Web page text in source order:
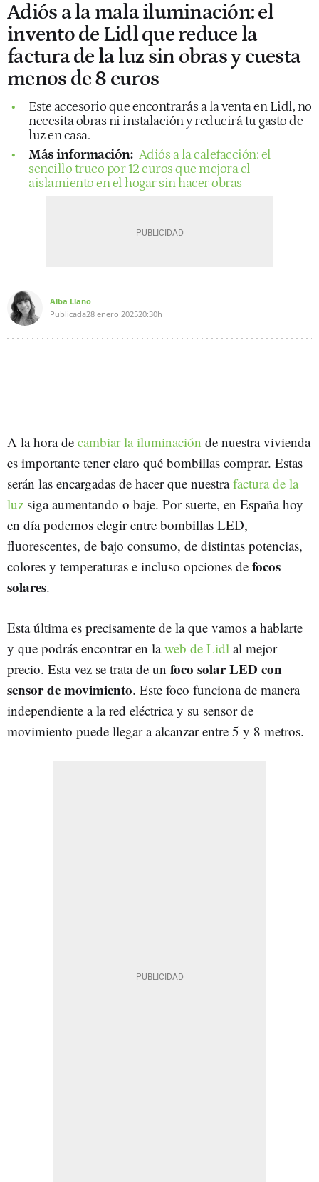
Adiós a la mala iluminación: el
invento de Lidl que reduce la
factura de la luz sin obras y cuesta
menos de 8 euros
Este accesorio que encontrarás a la venta en Lidl, no
necesita obras ni instalación y reducirá tu gasto de
luz en casa.
Más información: Adiós a la calefacción: el
sencillo truco por 12 euros que mejora el
aislamiento en el hogar sin hacer obras
Alba Llano
Publicada28 enero 202520:30h
A la hora de cambiar la iluminación de nuestra vivienda
es importante tener claro qué bombillas comprar. Estas
serán las encargadas de hacer que nuestrafactura de la
luz siga aumentando o baje. Por suerte, en España hoy
en día podemos elegir entre bombillas LED,
fluorescentes, de bajo consumo, de distintas potencias,
colores y temperaturas e incluso opciones de focos
solares.
Esta última es precisamente de la que vamos a hablarte
y que podrás encontrar en laweb de Lidl al mejor
precio. Esta vez se trata de un foco solar LED con
sensor de movimiento. Este foco funciona de manera
independiente a la red eléctrica y su sensor de
movimiento puede llegar a alcanzar entre 5 y 8 metros.